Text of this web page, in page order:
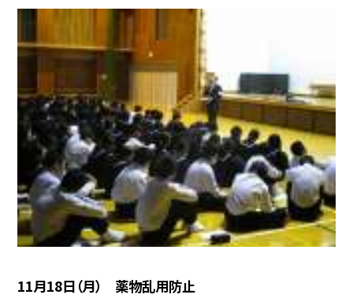
11月18日（月） 薬物乱用防止